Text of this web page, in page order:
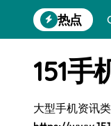
到
热点
151手
大型手机资讯类